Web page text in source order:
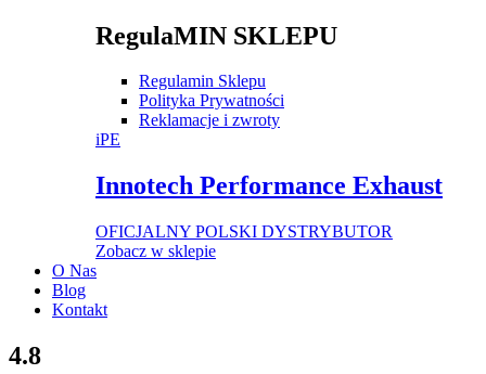
RegulaMIN SKLEPU
Regulamin Sklepu
Polityka Prywatności
Reklamacje i zwroty
iPE
Innotech Performance Exhaust
OFICJALNY POLSKI DYSTRYBUTOR
Zobacz w sklepie
O Nas
Blog
Kontakt
4.8